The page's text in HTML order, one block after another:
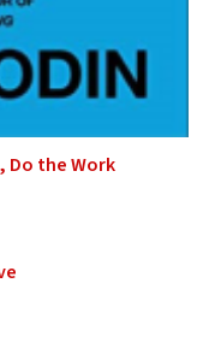
Do the Work